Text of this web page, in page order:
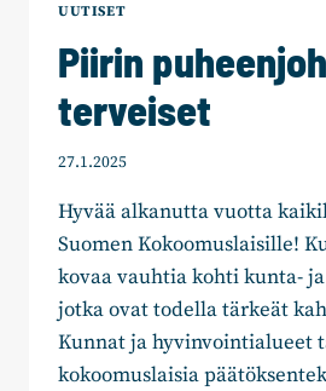
UUTISET
Piirin
terveiset
27.1.2025
Hyvää alkanutta vuotta
Suomen Kokoomuslaisille!
kovaa vauhtia kohti kunta-
jotka ovat todella tärkeät
Kunnat ja hyvinvointialueet
kokoomuslaisia